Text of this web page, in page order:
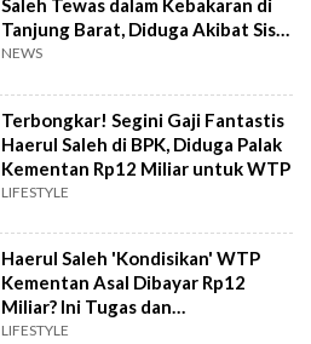
Saleh Tewas dalam Kebakaran di
Tanjung Barat, Diduga Akibat Sisa
Tiner
NEWS
Terbongkar! Segini Gaji Fantastis
Haerul Saleh di BPK, Diduga Palak
Kementan Rp12 Miliar untuk WTP
LIFESTYLE
Haerul Saleh 'Kondisikan' WTP
Kementan Asal Dibayar Rp12
Miliar? Ini Tugas dan
Kewenangannya di BPK RI
LIFESTYLE